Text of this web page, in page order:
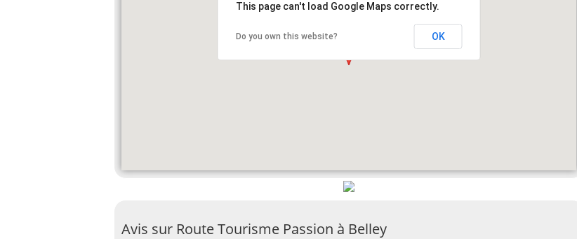
This page can't load Google Maps correctly.
Do you own this website? OK
Avis sur Route Tourisme Passion à Belley